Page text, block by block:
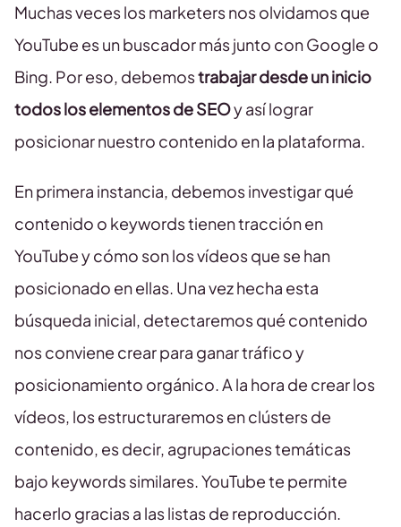
Muchas veces los marketers nos olvidamos que
YouTube es un buscador más junto con Google o
Bing. Por eso, debemostrabajar desde un inicio
todos los elementos de SEOy así lograr
posicionar nuestro contenido en la plataforma.
En primera instancia, debemos investigar qué
contenido o keywords tienen tracción en
YouTube y cómo son los vídeos que se han
posicionado en ellas. Una vez hecha esta
búsqueda inicial, detectaremos qué contenido
nos conviene crear para ganar tráfico y
posicionamiento orgánico. A la hora de crear los
vídeos, los estructuraremos en clústers de
contenido, es decir, agrupaciones temáticas
bajo keywords similares. YouTube te permite
hacerlo gracias a las listas de reproducción.